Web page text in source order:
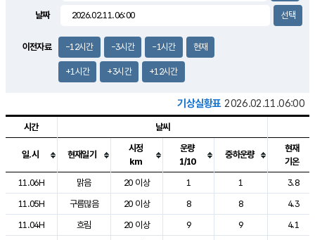
0.1m/s
날짜
이전자료 -12시간 -3시간 -1시간 현재
+1시간 +3시간 +12시간
기상실황표 2026.02.11.06:00
도시별 기상실황표로 지점, 날씨, 기온, 강수, 바람, 기압등을 안내한 표입
시간 날씨
일.시 현재일기
시정
km
운량
1/10
중하운량
현재
기온
11.06H
맑음 20 이상 1 1
3.8
11.05H
구름많음 20 이상 8 8
4.3
11.04H
흐림 20 이상 9 9
4.1